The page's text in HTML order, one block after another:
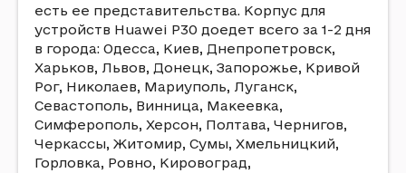
есть ее представительства. Корпус для
устройств Huawei P30 доедет всего за 1-2 дня
в города: Одесса, Киев, Днепропетровск,
Харьков, Львов, Донецк, Запорожье, Кривой
Рог, Николаев, Мариуполь, Луганск,
Севастополь, Винница, Макеевка,
Симферополь, Херсон, Полтава, Чернигов,
Черкассы, Житомир, Сумы, Хмельницкий,
Горловка, Ровно, Кировоград,